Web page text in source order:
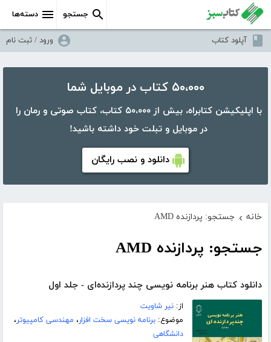
دسته‌ها جستجو
آپلود کتاب ورود / ثبت نام
۵۰،۰۰۰ کتاب در موبایل شما
با اپلیکیشن کتابراه، بیش از ۵۰،۰۰۰ کتاب، کتاب صوتی و رمان را
در موبایل و تبلت خود داشته باشید!
دانلود و نصب رایگان
خانه › جستجو: پردازنده AMD
جستجو: پردازنده AMD
دانلود کتاب هنر برنامه نویسی چند پردازنده‌ای - جلد اول
از:نیر شاویت
موضوع:برنامه نویسی سخت افزار، مهندسی کامپیوتر،
دانشگاهی